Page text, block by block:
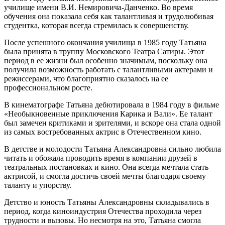
училище имени В.И. Немировича-Данченко. Во время
обучения она показала себя как талантливая и трудолюбивая
студентка, которая всегда стремилась к совершенству.
После успешного окончания училища в 1985 году Татьяна
была принята в труппу Московского Театра Сатиры. Этот
период в ее жизни был особенно значимым, поскольку она
получила возможность работать с талантливыми актерами и
режиссерами, что благоприятно сказалось на ее
профессиональном росте.
В кинематографе Татьяна дебютировала в 1984 году в фильме
«Необыкновенные приключения Карика и Вали». Ее талант
был замечен критиками и зрителями, и вскоре она стала одной
из самых востребованных актрис в Отечественном кино.
В детстве и молодости Татьяна Александровна сильно любила
читать и обожала проводить время в компании друзей в
театральных постановках и кино. Она всегда мечтала стать
актрисой, и смогла достичь своей мечты благодаря своему
таланту и упорству.
Детство и юность Татьяны Александровны складывались в
период, когда киноиндустрия Отечества проходила через
трудности и вызовы. Но несмотря на это, Татьяна смогла